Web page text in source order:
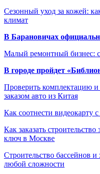
Сезонный уход за кожей:
климат
В Барановичах
Малый ремонтный бизнес:
В городе пройдет
Проверить комплектацию и
заказом авто из Китая
Как соотнести видеокарту
Как заказать
ключ в Москве
Строительство бассейнов
любой сложности